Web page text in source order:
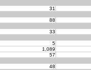
31
88
33
5
1,089
57
48